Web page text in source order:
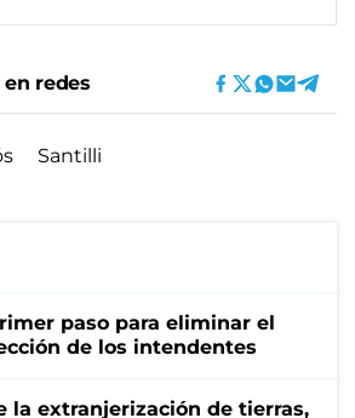
redes
Santilli
paso para eliminar el
de los intendentes
la extranjerización de tierras,